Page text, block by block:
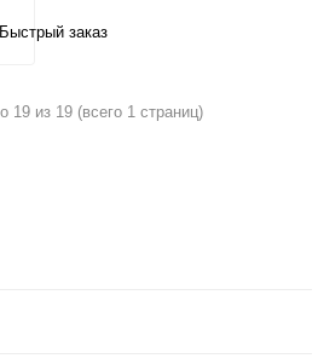
Быстрый заказ
19 из 19 (всего 1 страниц)